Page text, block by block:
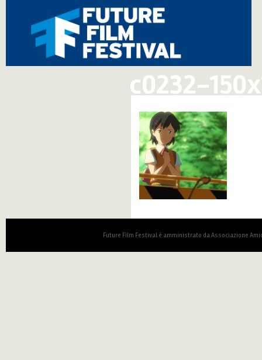
c0232-
Future Film Festival è amministrato da Associazione